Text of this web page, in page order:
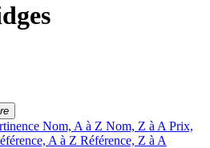
Nom, A à Z Nom, Z à A Prix,
A à Z Référence, Z à A